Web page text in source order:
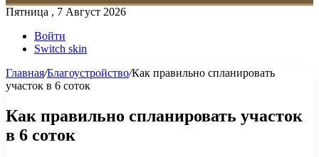
Пятница , 7 Август 2026
Войти
Switch skin
Главная/Благоустройство/Как правильно спланировать
участок в 6 соток
Как правильно спланировать участок
в 6 соток